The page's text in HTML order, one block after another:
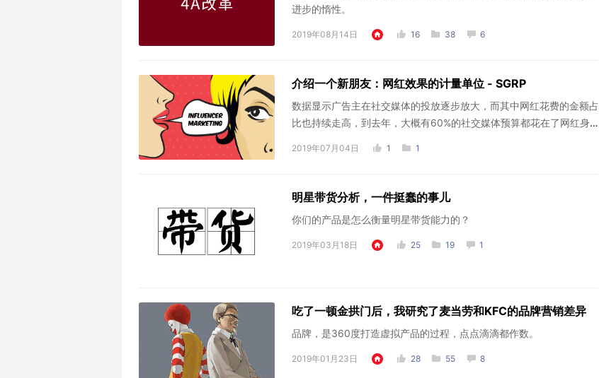
进步的惰性。
2019年08月14日 16 38 6
介绍一个新朋友：网红效果的计量单位 - SGRP
数据显示广告主在社交媒体的投放逐步放大，而其中网红花费的金额占
比也持续走高，到去年，大概有60%的社交媒体预算都花在了网红身
2019年07月04日 1 1
明星带货分析，一件挺蠢的事儿
你们的产品是怎么衡量明星带货能力的？
2019年03月18日 25 19 1
吃了一顿金拱门后，我研究了麦当劳和KFC的品牌营销差异
品牌，是360度打造虚拟产品的过程，点点滴滴都作数。
2019年01月23日 28 55 8